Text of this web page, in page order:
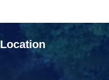
Location